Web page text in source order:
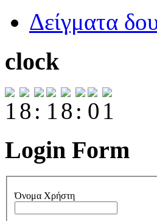
Δείγματα
clock
Login Form
Όνομα Χρήστη